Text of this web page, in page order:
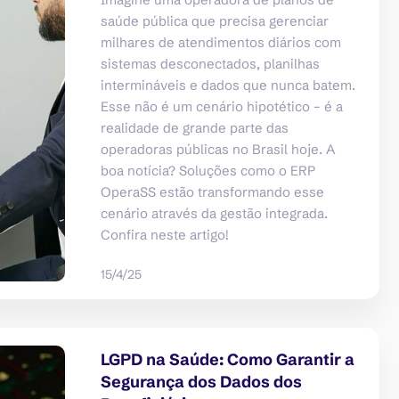
saúde pública que precisa gerenciar
milhares de atendimentos diários com
sistemas desconectados, planilhas
intermináveis e dados que nunca batem.
Esse não é um cenário hipotético – é a
realidade de grande parte das
operadoras públicas no Brasil hoje. A
boa notícia? Soluções como o ERP
OperaSS estão transformando esse
cenário através da gestão integrada.
Confira neste artigo!
15/4/25
LGPD na Saúde: Como Garantir a
Segurança dos Dados dos